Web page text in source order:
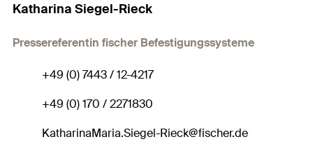
Katharina Siegel-Rieck
Pressereferentin fischer Befestigungssysteme
+49 (0) 7443 / 12-4217
+49 (0) 170 / 2271830
KatharinaMaria.Siegel-Rieck@fischer.de